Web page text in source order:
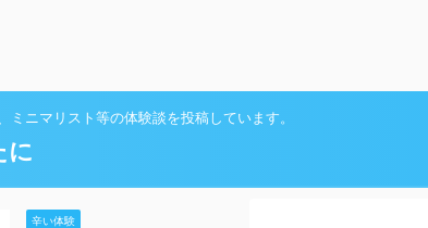
ミニマリスト等の体験談を投稿しています。
に
辛い体験